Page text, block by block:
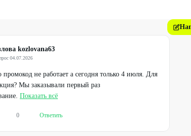
kozlovana63
·04.07.2026
не работает а сегодня только 4 июля. Для
Мы заказывали первый раз
Показать всё
0 Ответить